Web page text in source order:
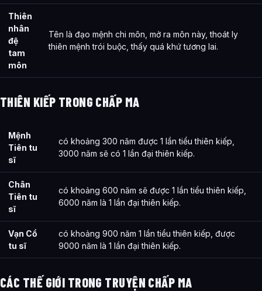
Thiên
nhân
đệ
tam
môn
Tên là đạo mệnh chi môn, mở ra môn này, thoát ly
thiên mệnh trói buộc, thấy quá khứ tương lai.
THIÊN KIẾP TRONG CHẤP MA
Mệnh
Tiên tu
sĩ
có khoảng 300 năm được 1 lần tiểu thiên kiếp,
3000 năm sẽ có 1 lần đại thiên kiếp.
Chân
Tiên tu
sĩ
có khoảng 600 năm sẽ được 1 lần tiểu thiên kiếp,
6000 năm là 1 lần đại thiên kiếp.
Vạn Cổ
tu sĩ
có khoảng 900 năm 1 lần tiểu thiên kiếp, được
9000 năm là 1 lần đại thiên kiếp.
CÁC THẾ GIỚI TRONG TRUYỆN CHẤP MA